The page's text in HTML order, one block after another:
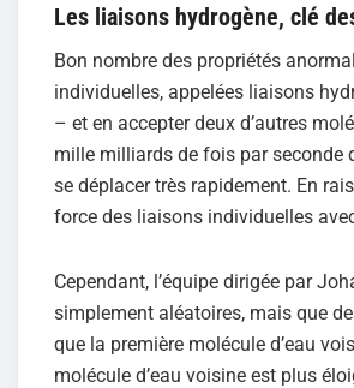
Les liaisons hydrogène, clé
Bon nombre des propriétés
individuelles, appelées liaisons
– et en accepter deux d’autres
mille milliards de fois par seconde
se déplacer très rapidement. En
force des liaisons individuelles
Cependant, l’équipe dirigée par
simplement aléatoires, mais que
que la première molécule d’eau
molécule d’eau voisine est plus